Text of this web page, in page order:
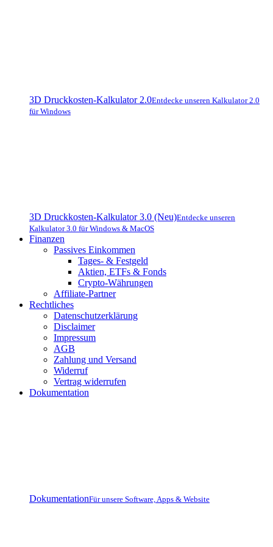
3D Druckkosten-Kalkulator 2.0Entdecke unseren Kalkulator 2.0
für Windows
3D Druckkosten-Kalkulator 3.0 (Neu)Entdecke unseren
Kalkulator 3.0 für Windows & MacOS
Finanzen
Passives Einkommen
Tages- & Festgeld
Aktien, ETFs & Fonds
Crypto-Währungen
Affiliate-Partner
Rechtliches
Datenschutzerklärung
Disclaimer
Impressum
AGB
Zahlung und Versand
Widerruf
Vertrag widerrufen
Dokumentation
DokumentationFür unsere Software, Apps & Website